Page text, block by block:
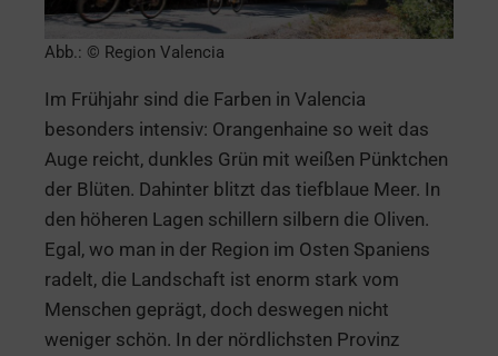
Abb.: © Region Valencia
Im Frühjahr sind die Farben in Valencia
besonders intensiv: Orangenhaine so weit das
Auge reicht, dunkles Grün mit weißen Pünktchen
der Blüten. Dahinter blitzt das tiefblaue Meer. In
den höheren Lagen schillern silbern die Oliven.
Egal, wo man in der Region im Osten Spaniens
radelt, die Landschaft ist enorm stark vom
Menschen geprägt, doch deswegen nicht
weniger schön. In der nördlichsten Provinz